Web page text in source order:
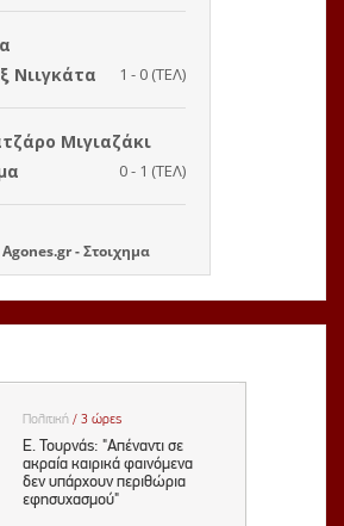
Agones.gr-Στοιχημα